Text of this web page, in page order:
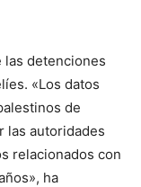
las detenciones
«Los datos
de
las autoridades
relacionados con
ha